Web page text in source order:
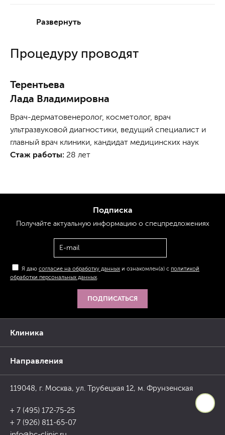
Развернуть
Процедуру проводят
Терентьева
Лада Владимировна
Врач-дерматовенеролог, косметолог, врач
ультразвуковой диагностики, ведущий специалист и
главный врач клиники, кандидат медицинских наук
Стаж работы: 28 лет
Клиника
Направления
119048, г. Москва, ул. Трубецкая 12, м. Фрунзенская
+ 7 (495) 172-75-25
+ 7 (926) 811-65-07
Подписка
Получайте актуальнуюинформациюо спецпредложениях
Я даю согласие на обработку данных и ознакомлен(а) с политикой
обработки персональных данных
ПОДПИСАТЬСЯ